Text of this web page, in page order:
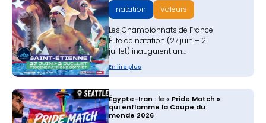
natation Valeurs
Les Championnats de France
Élite de natation (27 juin – 2
juillet) inaugurent un...
En lire plus
Égypte-Iran : le « Pride Match »
qui enflamme la Coupe du
monde 2026